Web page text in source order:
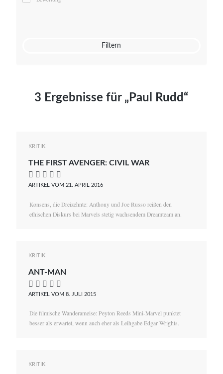
Mato von Vogelstein
Filtern
3 Ergebnisse für „Paul Rudd“
KRITIK
THE FIRST AVENGER: CIVIL WAR
    
ARTIKEL VOM 21. APRIL 2016
Konsens, die Dreizehnte: Anthony und Joe Russo reißen den
ethischen Diskurs bei Marvels stetig wachsendem Dreamteam an.
KRITIK
ANT-MAN
    
ARTIKEL VOM 8. JULI 2015
Die filmische Wanderameise: Peyton Reeds Mini-Marvel punktet
besser als erwartet, wenn auch eher als Leihgabe Edgar Wrights.
KRITIK